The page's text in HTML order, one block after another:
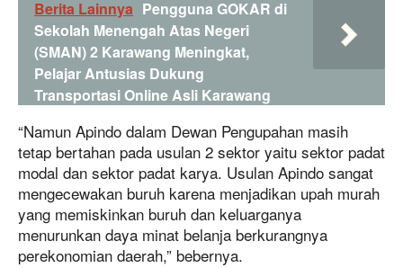
Berita Lainnya Pengguna GOKAR di
Sekolah Menengah Atas Negeri
(SMAN) 2 Karawang Meningkat,
Pelajar Antusias Dukung
Transportasi Online Asli Karawang
“Namun Apindo dalam Dewan Pengupahan masih
tetap bertahan pada usulan 2 sektor yaitu sektor padat
modal dan sektor padat karya. Usulan Apindo sangat
mengecewakan buruh karena menjadikan upah murah
yang memiskinkan buruh dan keluarganya
menurunkan daya minat belanja berkurangnya
perekonomian daerah,” bebernya.